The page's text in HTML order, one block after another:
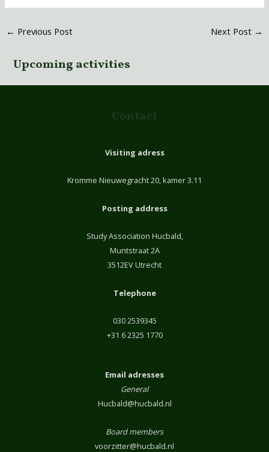
← Previous Post Next Post →
Upcoming activities
Contact
Visiting adress
Kromme Nieuwegracht 20, kamer 3.11
Posting address
Study Association Hucbald,
Muntstraat 2A
3512EV Utrecht
Telephone
030 2539345
+31 6 2325 1770
Email adresses
General
Hucbald@hucbald.nl
Board members
voorzitter@hucbald.nl